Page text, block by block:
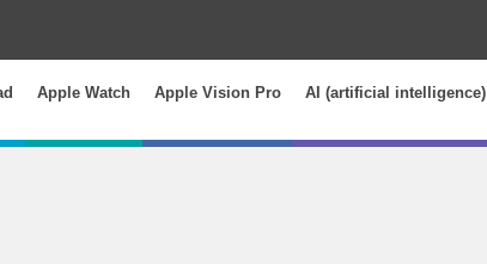
Apple Watch Apple Vision Pro AI (artificial intelligence)